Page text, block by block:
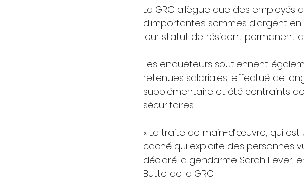
La GRC allègue que des employés
d’importantes sommes d’argent
leur statut de résident permanent
Les enquêteurs soutiennent
retenues salariales, effectué de
supplémentaire et été contraints
sécuritaires.
« La traite de main-d’œuvre, qui
caché qui exploite des personnes
déclaré la gendarme Sarah Fever,
Butte de la GRC.